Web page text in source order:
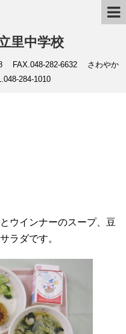
里中学校
FAX.048-282-6632 さわやか
284-1010
ウインナーのスープ、豆
ラダです。